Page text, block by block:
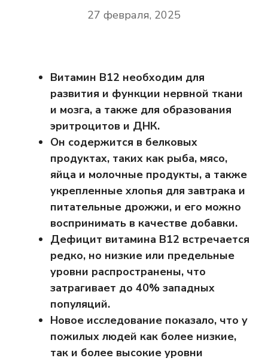
27 февраля, 2025
Витамин В12 необходим для
развития и функции нервной ткани
и мозга, а также для образования
эритроцитов и ДНК.
Он содержится в белковых
продуктах, таких как рыба, мясо,
яйца и молочные продукты, а также
укрепленные хлопья для завтрака и
питательные дрожжи, и его можно
воспринимать в качестве добавки.
Дефицит витамина B12 встречается
редко, но низкие или предельные
уровни распространены, что
затрагивает до 40% западных
популяций.
Новое исследование показало, что у
пожилых людей как более низкие,
так и более высокие уровни